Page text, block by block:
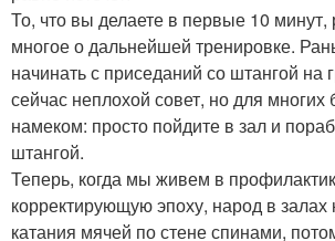
То, что вы делаете в первые 10 минут,
многое о дальнейшей тренировке.
начинать с приседаний со штангой на
сейчас неплохой совет, но для многих
намеком: просто пойдите в зал и
штангой.
Теперь, когда мы живем в
корректирующую эпоху, народ в залах
катания мячей по стене спинами,